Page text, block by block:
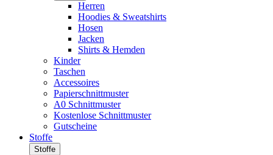
Herren
Hoodies & Sweatshirts
Hosen
Jacken
Shirts & Hemden
Kinder
Taschen
Accessoires
Papierschnittmuster
A0 Schnittmuster
Kostenlose Schnittmuster
Gutscheine
Stoffe
Stoffe